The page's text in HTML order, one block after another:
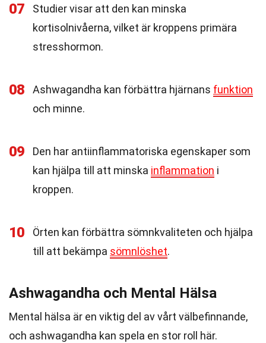
07
Studier visar att den kan minska
kortisolnivåerna, vilket är kroppens primära
stresshormon.
08 Ashwagandha kan förbättra hjärnans funktion
och minne.
09
Den har antiinflammatoriska egenskaper som
kan hjälpa till att minska inflammation i
kroppen.
10
Örten kan förbättra sömnkvaliteten och hjälpa
till att bekämpa sömnlöshet.
Ashwagandha och Mental Hälsa
Mental hälsa är en viktig del av vårt välbefinnande,
och ashwagandha kan spela en stor roll här.